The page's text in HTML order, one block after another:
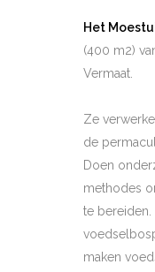
Het
(400 m2)
Vermaat.
Ze
de
Doen
methodes
te bereiden.
maken